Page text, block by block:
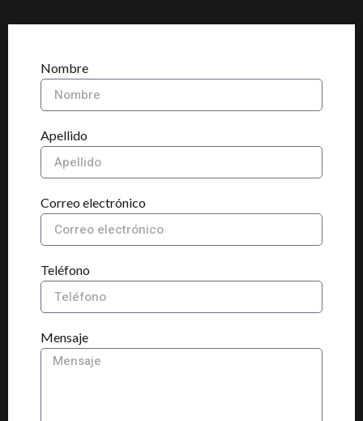
Nombre
Apellido
Correo electrónico
Teléfono
Mensaje